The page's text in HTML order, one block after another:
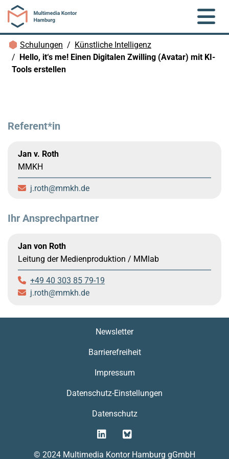
Zum Hauptinhalt springen
Brotkrümelnavigation
Schulungen
Künstliche Intelligenz
Hello, it‘s me! Einen Digitalen Zwilling (Avatar) mit KI-
Tools erstellen
Referent*in
Jan v. Roth
MMKH
j.roth mmkh.de
Ihr Ansprechpartner
Jan von Roth
Leitung der Medienproduktion / MMlab
+49 40 303 85 79-19
j.roth
mmkh.de
© 2024 Multimedia Kontor Hamburg gGmbH
Datenschutz
Datenschutz-Einstellungen
Impressum
Barrierefreiheit
Newsletter